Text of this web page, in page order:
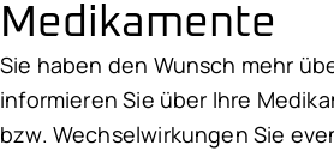
Medikamente
Sie haben den Wunsch mehr
informieren Sie über Ihre
bzw. Wechselwirkungen Sie